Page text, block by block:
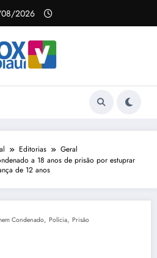
2026
Editorias
Geral
a 18 anos de prisão por estuprar
de 12 anos
Condenado, Polícia, Prisão